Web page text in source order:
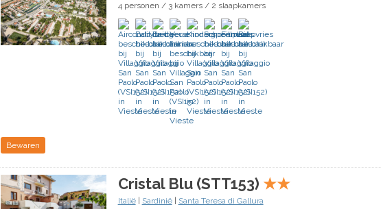
4 personen / 3 kamers / 2 slaapkamers
Bewaren
Cristal Blu (STT153) ★★
Italië| Sardinië|
Santa Teresa di Gallura